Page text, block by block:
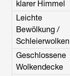
klarer Himmel
Leichte
Bewölkung /
Schleierwolken
Geschlossene
Wolkendecke